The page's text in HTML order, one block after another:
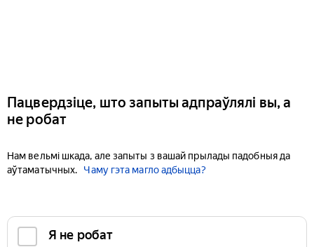
Пацвердзіце, што запыты адпраўлялі вы, а
не робат
Нам вельмі шкада, але запыты з вашай прылады падобныя да
аўтаматычных.
Чаму гэта магло адбыцца?
Я не робат